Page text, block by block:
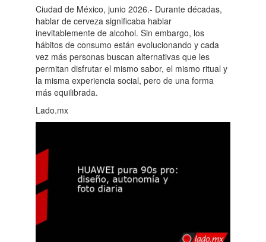
Ciudad de México, junio 2026.- Durante décadas,
hablar de cerveza significaba hablar
inevitablemente de alcohol. Sin embargo, los
hábitos de consumo están evolucionando y cada
vez más personas buscan alternativas que les
permitan disfrutar el mismo sabor, el mismo ritual y
la misma experiencia social, pero de una forma
más equilibrada.
Lado.mx